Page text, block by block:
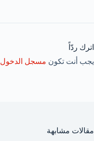
اترك ردّاً
يجب أنت تكون مسجل الدخول
مقالات مشابهة